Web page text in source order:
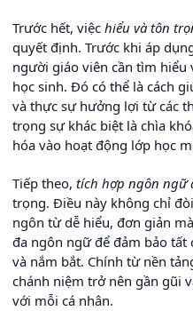
Trước hết, việc hiểu và tôn
quyết định. Trước khi áp
người giáo viên cần tìm hiểu
học sinh. Đó có thể là cách
và thực sự hưởng lợi từ các
trọng sự khác biệt là chìa
hóa vào hoạt động lớp học
Tiếp theo, tích hợp ngôn ngữ
trọng. Điều này không chỉ
ngôn từ dễ hiểu, đơn giản
đa ngôn ngữ để đảm bảo tất
và nắm bắt. Chính từ nền
chánh niệm trở nên gần gũi
với mỗi cá nhân.